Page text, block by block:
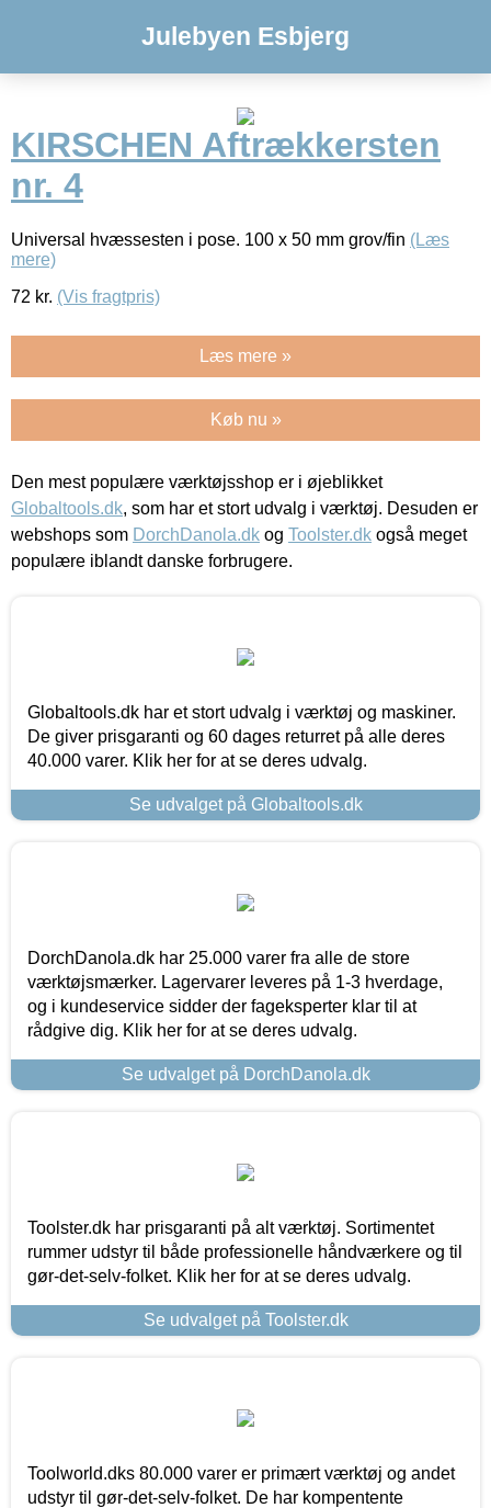
Julebyen Esbjerg
KIRSCHEN Aftrækkersten
nr. 4
Universal hvæssesten i pose. 100 x 50 mm grov/fin (Læs
mere)
72 kr. (Vis fragtpris)
Læs mere »
Køb nu »
Den mest populære værktøjsshop er i øjeblikket
Globaltools.dk, som har et stort udvalg i værktøj. Desuden er
webshops som DorchDanola.dk og Toolster.dk også meget
populære iblandt danske forbrugere.
Globaltools.dk har et stort udvalg i værktøj og maskiner.
De giver prisgaranti og 60 dages returret på alle deres
40.000 varer. Klik her for at se deres udvalg.
Se udvalget på Globaltools.dk
DorchDanola.dk har 25.000 varer fra alle de store
værktøjsmærker. Lagervarer leveres på 1-3 hverdage,
og i kundeservice sidder der fageksperter klar til at
rådgive dig. Klik her for at se deres udvalg.
Se udvalget på DorchDanola.dk
Toolster.dk har prisgaranti på alt værktøj. Sortimentet
rummer udstyr til både professionelle håndværkere og til
gør-det-selv-folket. Klik her for at se deres udvalg.
Se udvalget på Toolster.dk
Toolworld.dks 80.000 varer er primært værktøj og andet
udstyr til gør-det-selv-folket. De har kompentente